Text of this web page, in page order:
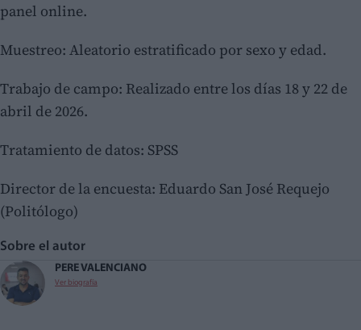
panel online.
Muestreo: Aleatorio estratificado por sexo y edad.
Trabajo de campo: Realizado entre los días 18 y 22 de
abril de 2026.
Tratamiento de datos: SPSS
Director de la encuesta: Eduardo San José Requejo
(Politólogo)
Sobre el autor
PERE VALENCIANO
Ver biografía